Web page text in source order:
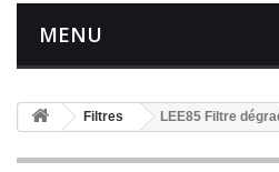
MENU
Filtres LEE85 Filtre